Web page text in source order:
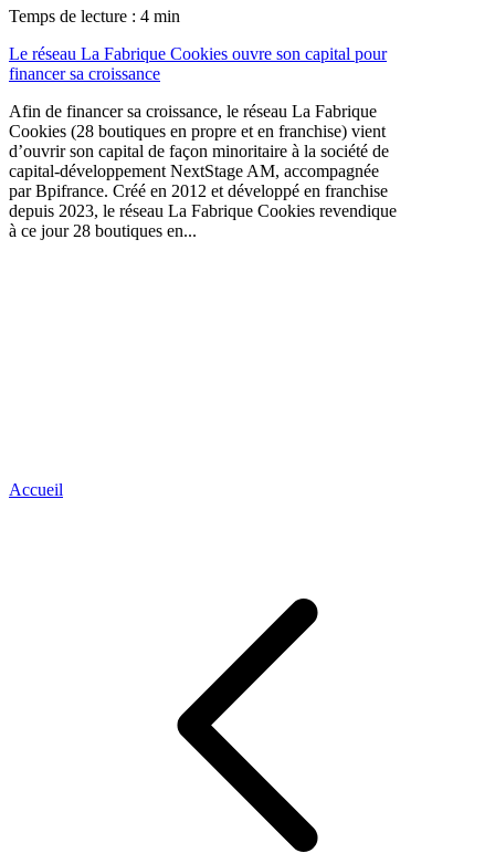
Temps de lecture : 4 min
Le réseau La Fabrique Cookies ouvre son capital pour
financer sa croissance
Afin de financer sa croissance, le réseau La Fabrique
Cookies (28 boutiques en propre et en franchise) vient
d’ouvrir son capital de façon minoritaire à la société de
capital-développement NextStage AM, accompagnée
par Bpifrance. Créé en 2012 et développé en franchise
depuis 2023, le réseau La Fabrique Cookies revendique
à ce jour 28 boutiques en...
Accueil